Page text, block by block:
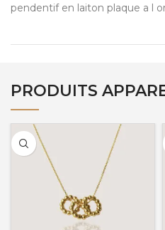
pendentif en laiton plaque a l
PRODUITS